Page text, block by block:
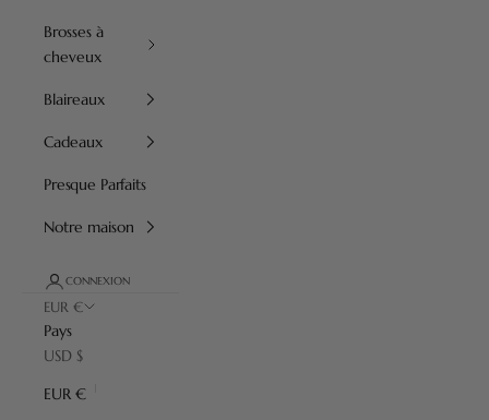
Brosses à
cheveux
Blaireaux
Cadeaux
Presque Parfaits
Notre maison
CONNEXION
EUR €
Pays
USD $
EUR €